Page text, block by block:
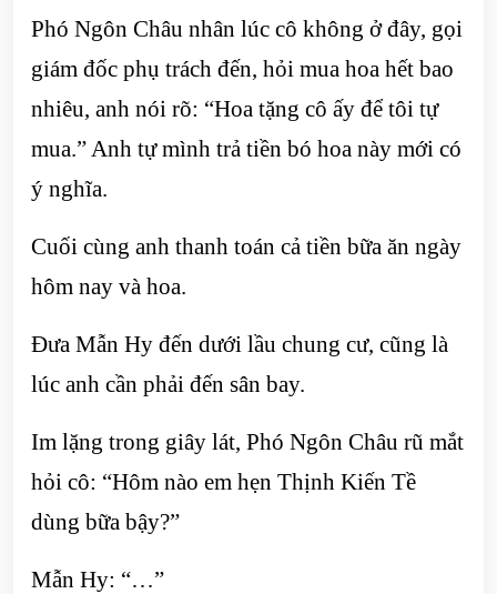
Phó Ngôn Châu nhân lúc cô không ở đây, gọi
giám đốc phụ trách đến, hỏi mua hoa hết bao
nhiêu, anh nói rõ: “Hoa tặng cô ấy để tôi tự
mua.” Anh tự mình trả tiền bó hoa này mới có
ý nghĩa.
Cuối cùng anh thanh toán cả tiền bữa ăn ngày
hôm nay và hoa.
Đưa Mẫn Hy đến dưới lầu chung cư, cũng là
lúc anh cần phải đến sân bay.
Im lặng trong giây lát, Phó Ngôn Châu rũ mắt
hỏi cô: “Hôm nào em hẹn Thịnh Kiến Tề
dùng bữa bậy?”
Mẫn Hy: “…”